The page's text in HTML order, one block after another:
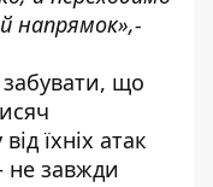
напрямок»,-
що
їхніх атак
не завжди